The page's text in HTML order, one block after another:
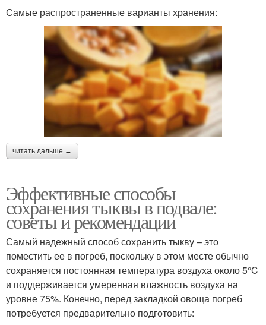
Самые распространенные варианты хранения:
читать дальше →
Эффективные способы
сохранения тыквы в подвале:
советы и рекомендации
Самый надежный способ сохранить тыкву – это
поместить ее в погреб, поскольку в этом месте обычно
сохраняется постоянная температура воздуха около 5°C
и поддерживается умеренная влажность воздуха на
уровне 75%. Конечно, перед закладкой овоща погреб
потребуется предварительно подготовить: